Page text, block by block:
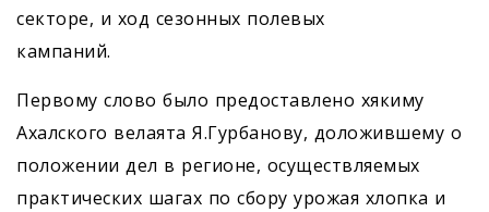
секторе, и ход сезонных полевых
кампаний.
Первому слово было предоставлено хякиму
Ахалского велаята Я.Гурбанову, доложившему о
положении дел в регионе, осуществ­ляемых
практических шагах по сбору урожая хлопка и